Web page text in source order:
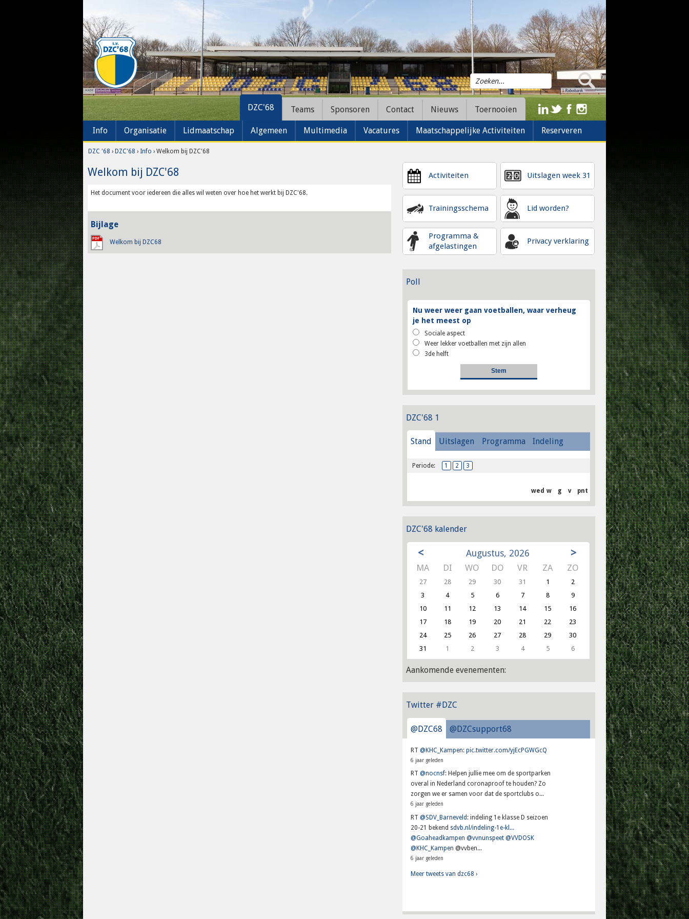
DZC'68
Info Organisatie Lidmaatschap Algemeen Multimedia Vacatures Maatschappelijke Activiteiten Reserveren
Teams Sponsoren Contact Nieuws Toernooien
DZC '68 › DZC'68 › Info › Welkom bij DZC'68
Welkom bij DZC'68
Het document voor iedereen die alles wil weten over hoe het werkt bij DZC'68.
Bijlage
Welkom bij DZC68
Activiteiten
Trainingsschema
Programma &
afgelastingen
Uitslagen week 31
Lid worden?
Privacy verklaring
Poll
Nu weer weer gaan voetballen, waar verheug
je het meest op
Sociale aspect
Weer lekker voetballen met zijn allen
3de helft
DZC'68 1
Stand Uitslagen Programma Indeling
Periode: 1 2 3
wed w g v pnt
DZC'68 kalender
< Augustus, 2026 >
MA DI WO DO VR ZA ZO
27 28 29 30 31 1
2
3
4 5 6 7 8
9
10
11 12 13 14 15
16
17
18 19 20 21 22
23
24
25 26 27 28 29
30
31
1 2 3 4 5 6
Aankomende evenementen:
Twitter #DZC
@DZC68 @DZCsupport68
RT@KHC_Kampen:pic.twitter.com/yjEcPGWGcQ
6 jaar geleden
RT@nocnsf: Helpen jullie mee om de sportparken
overal in Nederland coronaproof te houden? Zo
zorgen we er samen voor dat de sportclubs o...
6 jaar geleden
RT@SDV_Barneveld : indeling 1e klasse D seizoen
20-21 bekend sdvb.nl/indeling-1e-kl...
@Goaheadkampen @vvnunspeet @VVDOSK
@KHC_Kampen @vvben...
6 jaar geleden
Meer tweets van dzc68 ›